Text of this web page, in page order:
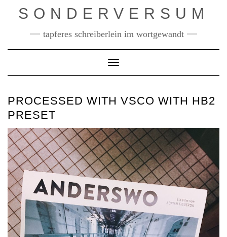
SONDERVERSUM
tapferes schreiberlein im wortgewandt
Toggle Navigation
PROCESSED WITH VSCO WITH HB2
PRESET